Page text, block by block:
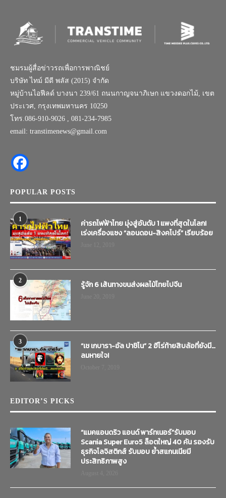
ชมรมผู้สื่อข่าวรถเพื่อการพาณิชย์
บริษัท ไทม์ มีดี พลัส (2015) จำกัด
หมู่บ้านไอฟีลด์ บางนา 239/61 ถนนกาญจนาภิเษก แขวงดอกไม้, เขต
ประเวศ, กรุงเทพมหานคร 10250
โทร.086-910-9026 , 081-234-7985
email: transtimenews@gmail.com
POPULAR POSTS
1
ค่ารถไฟฟ้าไทย มุ่งสู่อันดับ 1 แพงที่สุดในโลก!
เร่งเครื่องแซง “ลอนดอน-สิงคโปร์” เรียบร้อย
2 รู้จัก 6 เส้นทางขนส่งผลไม้ไทยไปจีน
3
“เช เกบารา-อัล ปาชิโน” 2 ฮีโร่ท้ายสิบล้อที่ยังมี…
ลมหายใจ!
EDITOR’S PICKS
“แมคแอนดริว แอนด์ พาร์ทเนอร์”รับมอบ
Scania Super Euro5 ล็อตใหญ่ 40 คัน รองรับ
ธุรกิจโลจิสติกส์ รับมอบ ย้ำสแกนเนียมี
ประสิทธิภาพสูง